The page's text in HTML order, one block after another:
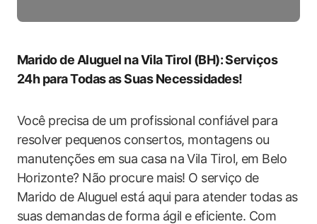
Marido de Aluguel na Vila Tirol (BH): Serviços
24h para Todas as Suas Necessidades!
Você precisa de um profissional confiável para
resolver pequenos consertos, montagens ou
manutenções em sua casa na Vila Tirol, em Belo
Horizonte? Não procure mais! O serviço de
Marido de Aluguel está aqui para atender todas as
suas demandas de forma ágil e eficiente. Com